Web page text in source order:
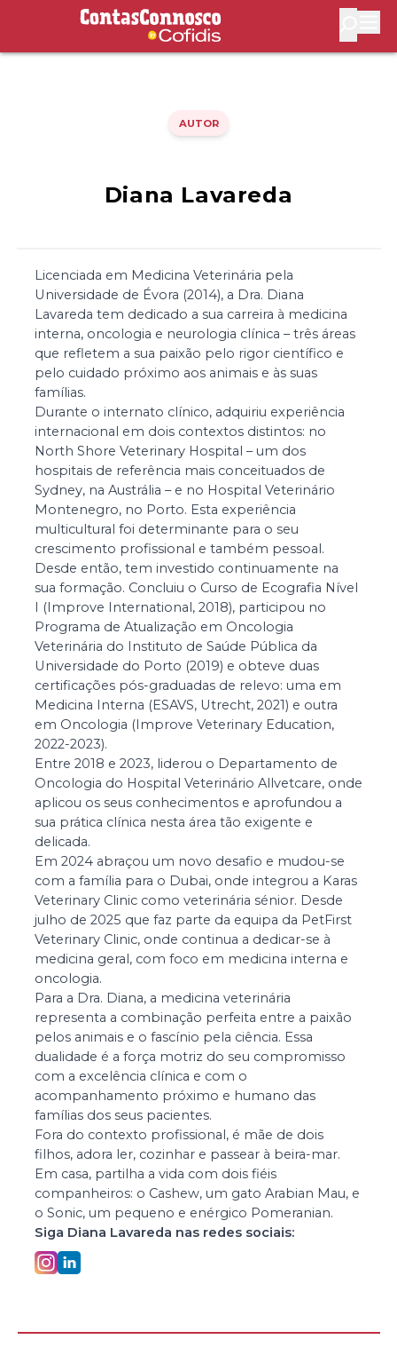
Contas Connosco by Cofidis
AUTOR
Diana Lavareda
Licenciada em Medicina Veterinária pela
Universidade de Évora (2014), a Dra. Diana
Lavareda tem dedicado a sua carreira à medicina
interna, oncologia e neurologia clínica – três áreas
que refletem a sua paixão pelo rigor científico e
pelo cuidado próximo aos animais e às suas
famílias.
Durante o internato clínico, adquiriu experiência
internacional em dois contextos distintos: no
North Shore Veterinary Hospital – um dos
hospitais de referência mais conceituados de
Sydney, na Austrália – e no Hospital Veterinário
Montenegro, no Porto. Esta experiência
multicultural foi determinante para o seu
crescimento profissional e também pessoal.
Desde então, tem investido continuamente na
sua formação. Concluiu o Curso de Ecografia Nível
I (Improve International, 2018), participou no
Programa de Atualização em Oncologia
Veterinária do Instituto de Saúde Pública da
Universidade do Porto (2019) e obteve duas
certificações pós-graduadas de relevo: uma em
Medicina Interna (ESAVS, Utrecht, 2021) e outra
em Oncologia (Improve Veterinary Education,
2022-2023).
Entre 2018 e 2023, liderou o Departamento de
Oncologia do Hospital Veterinário Allvetcare, onde
aplicou os seus conhecimentos e aprofundou a
sua prática clínica nesta área tão exigente e
delicada.
Em 2024 abraçou um novo desafio e mudou-se
com a família para o Dubai, onde integrou a Karas
Veterinary Clinic como veterinária sénior. Desde
julho de 2025 que faz parte da equipa da PetFirst
Veterinary Clinic, onde continua a dedicar-se à
medicina geral, com foco em medicina interna e
oncologia.
Para a Dra. Diana, a medicina veterinária
representa a combinação perfeita entre a paixão
pelos animais e o fascínio pela ciência. Essa
dualidade é a força motriz do seu compromisso
com a excelência clínica e com o
acompanhamento próximo e humano das
famílias dos seus pacientes.
Fora do contexto profissional, é mãe de dois
filhos, adora ler, cozinhar e passear à beira-mar.
Em casa, partilha a vida com dois fiéis
companheiros: o Cashew, um gato Arabian Mau, e
o Sonic, um pequeno e enérgico Pomeranian.
Siga Diana Lavareda nas redes sociais: